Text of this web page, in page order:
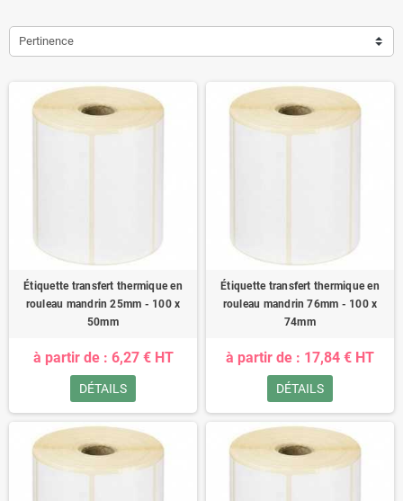
Pertinence
Étiquette transfert thermique en
rouleau mandrin 25mm - 100 x
50mm
à partir de : 6,27 € HT
DÉTAILS
Étiquette transfert thermique en
rouleau mandrin 76mm - 100 x
74mm
à partir de : 17,84 € HT
DÉTAILS